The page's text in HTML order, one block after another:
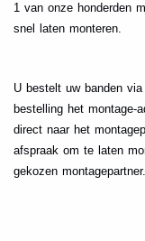
1 van onze honderden
snel laten monteren.
U bestelt uw banden
bestelling het montage-
direct naar het
afspraak om te laten
gekozen